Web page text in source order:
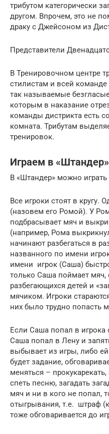
трибутом категорически
другом. Впрочем, это не
драку с Джейсоном из
Представители
В Тренировочном центре
стилистам и всей
так называемые
которым в наказание
команды дистрикта есть
комната. Трибутам
тренировок.
Играем в
В «Штандер» можно
Все игроки стоят в кругу.
(назовем его Ромой). У
подбрасывает мяч и
(например, Рома
начинают разбегаться в
названного по имени
имени игрок (Саша)
только Саша поймает мяч,
разбегающихся детей и
мячиком. Игроки
них было трудно попасть
Если Саша попал в
Саша попал в Лену и
выбывает из игры, либо
будет задание,
меняться –
спеть песню, загадать
мяч и ни в кого не попал,
отыгрывания, т.е. штраф
тоже обговаривается до